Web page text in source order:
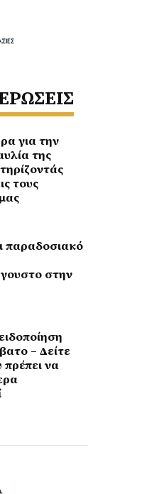
για την
της
τους
παραδοσιακό
στην
– Δείτε
πρέπει να